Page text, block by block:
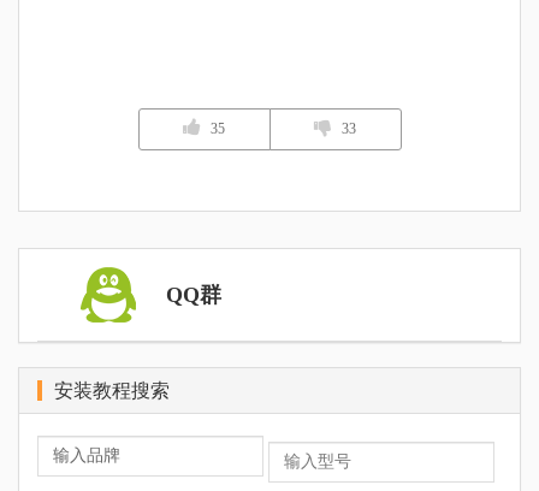
35 33
QQ群
安装教程搜索